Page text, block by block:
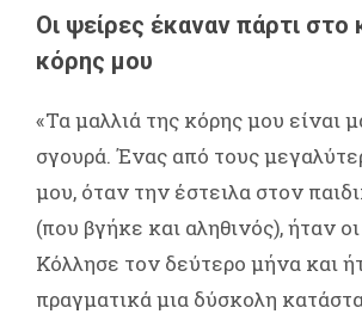
Οι ψείρες έκαναν πάρτι στο
κόρης μου
«Τα μαλλιά της κόρης μου είναι
σγουρά. Ένας από τους
μου, όταν την έστειλα στον
(που βγήκε και αληθινός), ήταν
Κόλλησε τον δεύτερο μήνα και
πραγματικά μια δύσκολη